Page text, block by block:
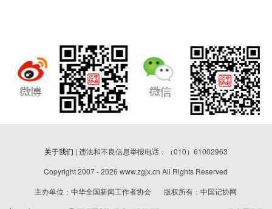
关于我们 | 违法和不良信息举报电话：（010）61002963
Copyright 2007 - 2026 www.zgjx.cn All Rights Reserved
主办单位：中华全国新闻工作者协会 版权所有：中国记协网